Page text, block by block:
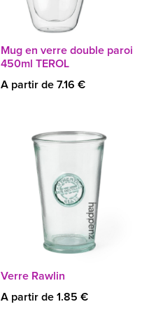
Mug en verre double paroi
450ml TEROL
A partir de 7.16 €
Verre Rawlin
A partir de 1.85 €